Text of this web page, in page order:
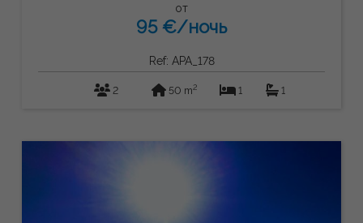
от
95 €/ночь
Ref: APA_178
2 50 m2 1 1